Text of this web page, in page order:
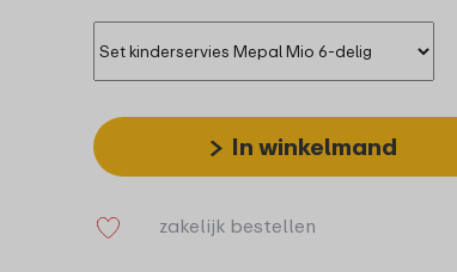
In winkelmand
zakelijk bestellen